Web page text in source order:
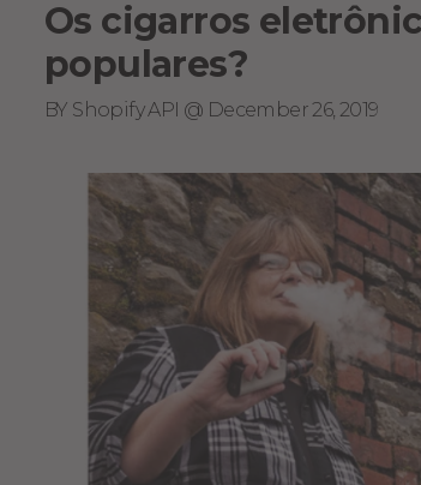
Os cigarros
populares?
BY Shopify API @ December 26, 2019